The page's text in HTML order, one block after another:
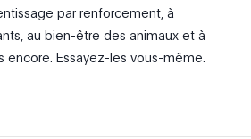
par renforcement, à
au bien-être des animaux et à
encore. Essayez-les vous-même.